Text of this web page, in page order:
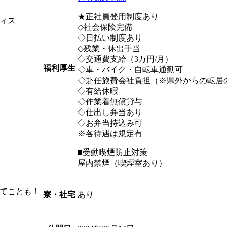
ス
ことも！
福利厚生
★正社員登用制度あり
◇社会保険完備
◇日払い制度あり
◇残業・休出手当
◇交通費支給（3万円/月）
◇車・バイク・自転車通勤可
◇赴任旅費会社負担（※県外からの転居
◇有給休暇
◇作業着無償貸与
◇仕出し弁当あり
◇お弁当持込み可
※各待遇は規定有
■受動喫煙防止対策
屋内禁煙（喫煙室あり）
寮・社宅 あり